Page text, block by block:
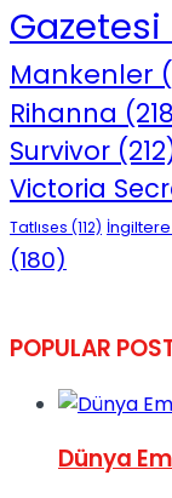
Gazetesi
Mankenler
Rihanna
Survivor
Victoria
Tatlıses (112) İngiltere
(180)
POPULAR
Dünya